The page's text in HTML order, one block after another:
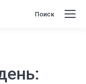
Поиск:
Поиск